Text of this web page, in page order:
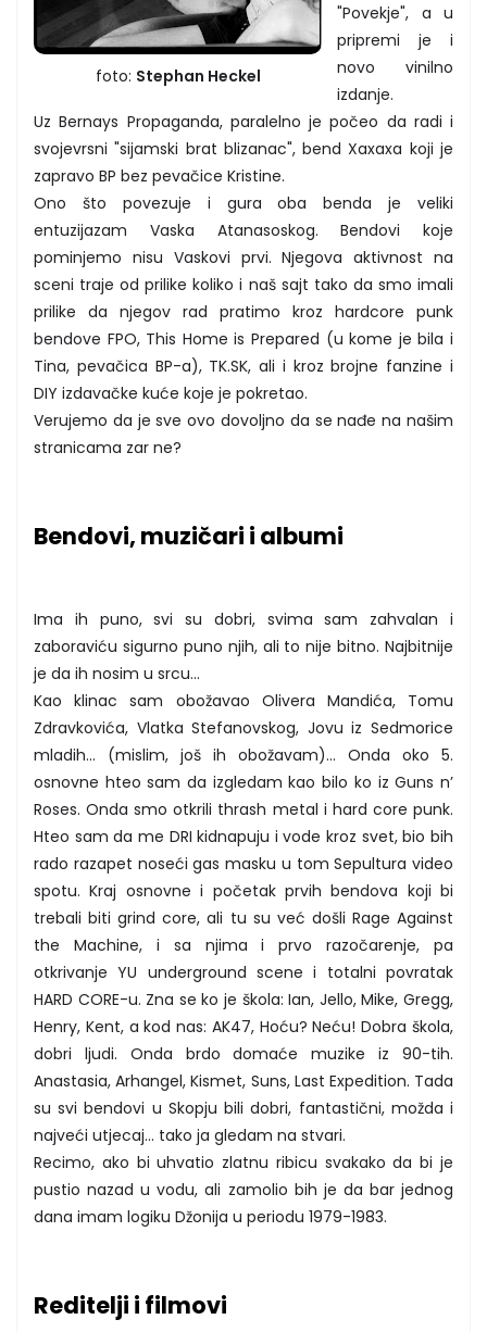
foto: Stephan Heckel
"Povekje", a u
pripremi je i
novo vinilno
izdanje.
Uz Bernays Propaganda, paralelno je počeo da radi i
svojevrsni "sijamski brat blizanac", bend Xaxaxa koji je
zapravo BP bez pevačice Kristine.
Ono što povezuje i gura oba benda je veliki
entuzijazam Vaska Atanasoskog. Bendovi koje
pominjemo nisu Vaskovi prvi. Njegova aktivnost na
sceni traje od prilike koliko i naš sajt tako da smo imali
prilike da njegov rad pratimo kroz hardcore punk
bendove FPO, This Home is Prepared (u kome je bila i
Tina, pevačica BP-a), TK.SK, ali i kroz brojne fanzine i
DIY izdavačke kuće koje je pokretao.
Verujemo da je sve ovo dovoljno da se nađe na našim
stranicama zar ne?
Bendovi, muzičari i albumi
Ima ih puno, svi su dobri, svima sam zahvalan i
zaboraviću sigurno puno njih, ali to nije bitno. Najbitnije
je da ih nosim u srcu...
Kao klinac sam obožavao Olivera Mandića, Tomu
Zdravkovića, Vlatka Stefanovskog, Jovu iz Sedmorice
mladih... (mislim, još ih obožavam)... Onda oko 5.
osnovne hteo sam da izgledam kao bilo ko iz Guns n’
Roses. Onda smo otkrili thrash metal i hard core punk.
Hteo sam da me DRI kidnapuju i vode kroz svet, bio bih
rado razapet noseći gas masku u tom Sepultura video
spotu. Kraj osnovne i početak prvih bendova koji bi
trebali biti grind core, ali tu su već došli Rage Against
the Machine, i sa njima i prvo razočarenje, pa
otkrivanje YU underground scene i totalni povratak
HARD CORE-u. Zna se ko je škola: Ian, Jello, Mike, Gregg,
Henry, Kent, a kod nas: AK47, Hoću? Neću! Dobra škola,
dobri ljudi. Onda brdo domaće muzike iz 90-tih.
Anastasia, Arhangel, Kismet, Suns, Last Expedition. Tada
su svi bendovi u Skopju bili dobri, fantastični, možda i
najveći utjecaj... tako ja gledam na stvari.
Recimo, ako bi uhvatio zlatnu ribicu svakako da bi je
pustio nazad u vodu, ali zamolio bih je da bar jednog
dana imam logiku Džonija u periodu 1979-1983.
Reditelji i filmovi